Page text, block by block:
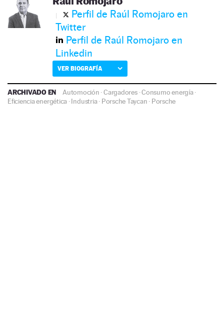
Perfil de Raúl Romojaro en
Twitter
Perfil de Raúl Romojaro en
Linkedin
VER BIOGRAFÍA
ARCHIVADO EN Automoción ·Cargadores·Consumo energía·
Eficiencia energética ·Industria· Porsche Taycan · Porsche